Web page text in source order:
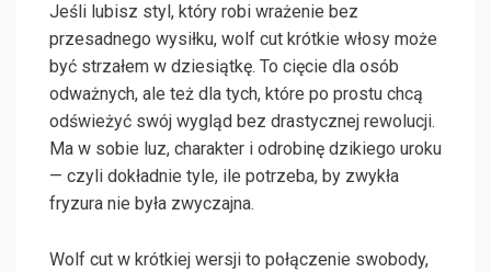
Jeśli lubisz styl, który robi wrażenie bez
przesadnego wysiłku, wolf cut krótkie włosy może
być strzałem w dziesiątkę. To cięcie dla osób
odważnych, ale też dla tych, które po prostu chcą
odświeżyć swój wygląd bez drastycznej rewolucji.
Ma w sobie luz, charakter i odrobinę dzikiego uroku
— czyli dokładnie tyle, ile potrzeba, by zwykła
fryzura nie była zwyczajna.
Wolf cut w krótkiej wersji to połączenie swobody,